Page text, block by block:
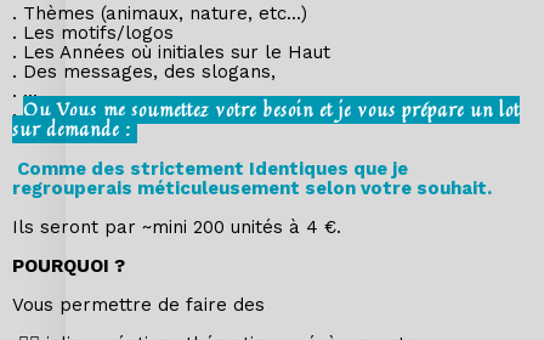
. Thèmes (animaux, nature, etc...)
. Les motifs/logos
. Les Années où initiales sur le Haut
. Des messages, des slogans,
. ...
.Ou Vous me soumettez votre besoin et je vous prépare un lot
sur demande :
Comme des strictement Identiques que je
regrouperais méticuleusement selon votre souhait.
Ils seront par ~mini 200 unités à 4 €.
POURQUOI ?
Vous permettre de faire des